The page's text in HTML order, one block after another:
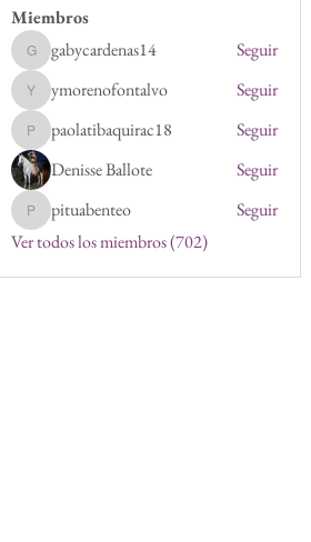
Miembros
gabycardenas14
gabycardenas14 Seguir
ymorenofontalvo
ymorenofontalvo Seguir
paolatibaquirac18
paolatibaquirac18
Seguir
Denisse Ballote
Seguir
pituabenteo
pituabenteo
Seguir
Ver todos los miembros (702)